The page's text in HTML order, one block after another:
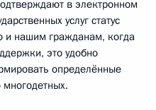
в электронном
услуг статус
и нашим гражданам, когда
это удобно
определённые